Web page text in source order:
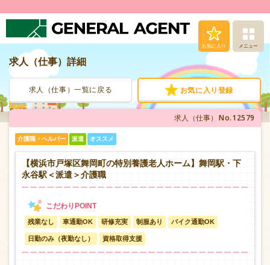
お気に入り メニュー
人材派遣サービス
転職支援サービス
登録から就業まで
お問い合わせ
求人（仕事）詳細
求人（仕事）一覧に戻る お気に入り登録
求人（仕事） No.12579
介護職・ヘルパー 派遣 オススメ
【横浜市戸塚区舞岡町の特別養護老人ホーム】舞岡駅・下
永谷駅＜派遣＞介護職
残業なし 車通勤OK 研修充実 制服あり バイク通勤OK
日勤のみ（夜勤なし） 資格取得支援